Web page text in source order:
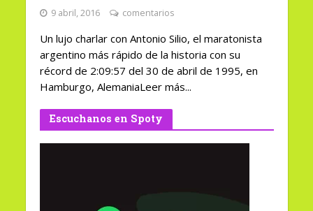
9 abril, 2016 comentarios
Un lujo charlar con Antonio Silio, el maratonista
argentino más rápido de la historia con su
récord de 2:09:57 del 30 de abril de 1995, en
Hamburgo, AlemaniaLeer más...
Escuchanos en Spoty